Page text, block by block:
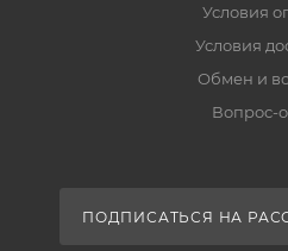
Условия
Условия
Обмен и
Вопрос-
ПОДПИСАТЬСЯ НА